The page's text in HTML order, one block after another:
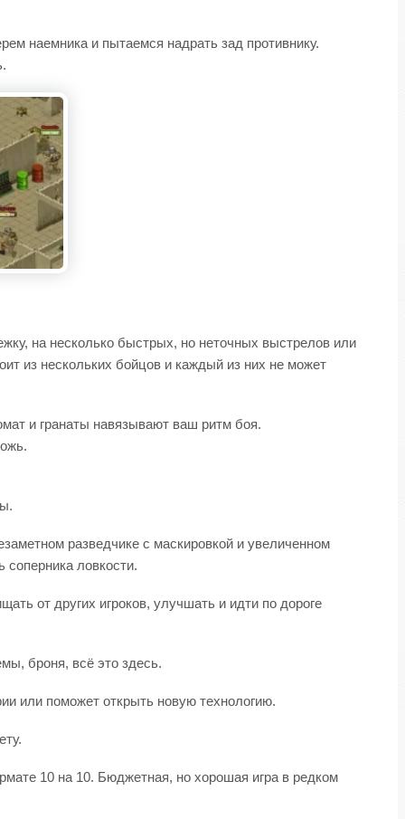
наемника и пытаемся надрать зад противнику.
на несколько быстрых, но неточных выстрелов или
из нескольких бойцов и каждый из них не может
и гранаты навязывают ваш ритм боя.
разведчике с маскировкой и увеличенном
ловкости.
от других игроков, улучшать и идти по дороге
броня, всё это здесь.
или поможет открыть новую технологию.
10 на 10. Бюджетная, но хорошая игра в редком